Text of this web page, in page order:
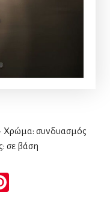
• Χρώμα: συνδυασμός
σε βάση